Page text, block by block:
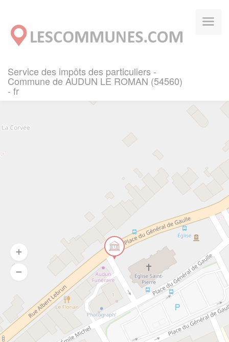
Service des impôts des particuliers -
Commune de AUDUN LE ROMAN (54560)
- fr